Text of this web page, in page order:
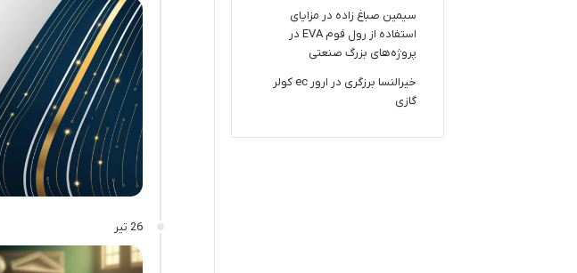
26 تیر
سیمین صباغ زاده در مزایای
استفاده از رول فوم EVA در
پروژه‌های بزرگ صنعتی
خیرالنسا برزگری در
ارور ec کولر
گازی